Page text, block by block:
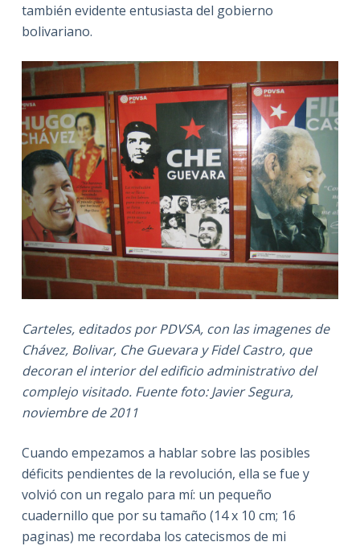
también evidente entusiasta del gobierno
bolivariano.
Carteles, editados por PDVSA, con las imagenes de
Chávez, Bolivar, Che Guevara y Fidel Castro, que
decoran el interior del edificio administrativo del
complejo visitado. Fuente foto: Javier Segura,
noviembre de 2011
Cuando empezamos a hablar sobre las posibles
déficits pendientes de la revolución, ella se fue y
volvió con un regalo para mí: un pequeño
cuadernillo que por su tamaño (14 x 10 cm; 16
paginas) me recordaba los catecismos de mi